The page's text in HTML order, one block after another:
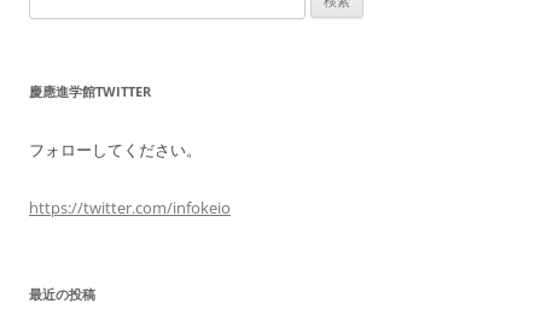
索:
慶應進学館TWITTER
フォローしてください。
https://twitter.com/infokeio
最近の投稿